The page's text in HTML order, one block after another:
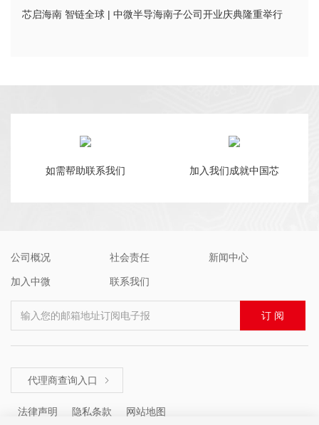
芯启海南 智链全球 | 中微半导海南子公司开业庆典隆重举行
如需帮助联系我们 加入我们成就中国芯
公司概况 社会责任 新闻中心
加入中微 联系我们
输入您的邮箱地址订阅电子报 订 阅
代理商查询入口 
法律声明 隐私条款 网站地图